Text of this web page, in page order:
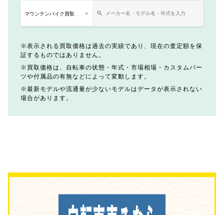
表示される買取価格は過去の実績であり、現在の査定額を保
証するものではありません。
買取価格は、自転車の状態・年式・市場相場・カスタムパー
ツや付属品の有無などによって変動します。
最新モデルや流通量が少ないモデルはデータが表示されない
場合があります。